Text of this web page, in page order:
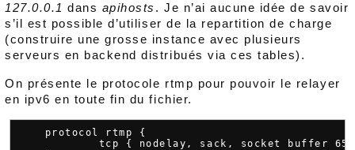
127.0.0.1 dans apihosts . Je n’ai aucune idée de savoir
s’il est possible d’utiliser de la repartition de charge
(construire une grosse instance avec plusieurs
serveurs en backend distribués via ces tables).
On présente le protocole rtmp pour pouvoir le relayer
en ipv6 en toute fin du fichier.
    protocol rtmp {
tcp { nodelay, sack, socket buffer